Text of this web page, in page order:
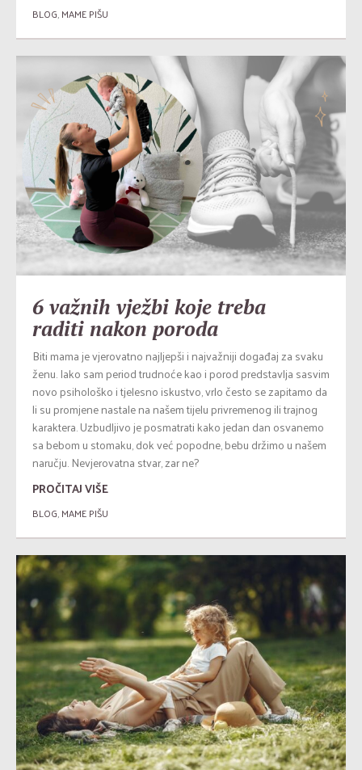
BLOG,MAME PIŠU
6 važnih vježbi koje treba
raditi nakon poroda
Biti mama je vjerovatno najljepši i najvažniji događaj za svaku
ženu. Iako sam period trudnoće kao i porod predstavlja sasvim
novo psihološko i tjelesno iskustvo, vrlo često se zapitamo da
li su promjene nastale na našem tijelu privremenog ili trajnog
karaktera. Uzbudljivo je posmatrati kako jedan dan osvanemo
sa bebom u stomaku, dok već popodne, bebu držimo u našem
naručju. Nevjerovatna stvar, zar ne?
PROČITAJ VIŠE
BLOG,MAME PIŠU